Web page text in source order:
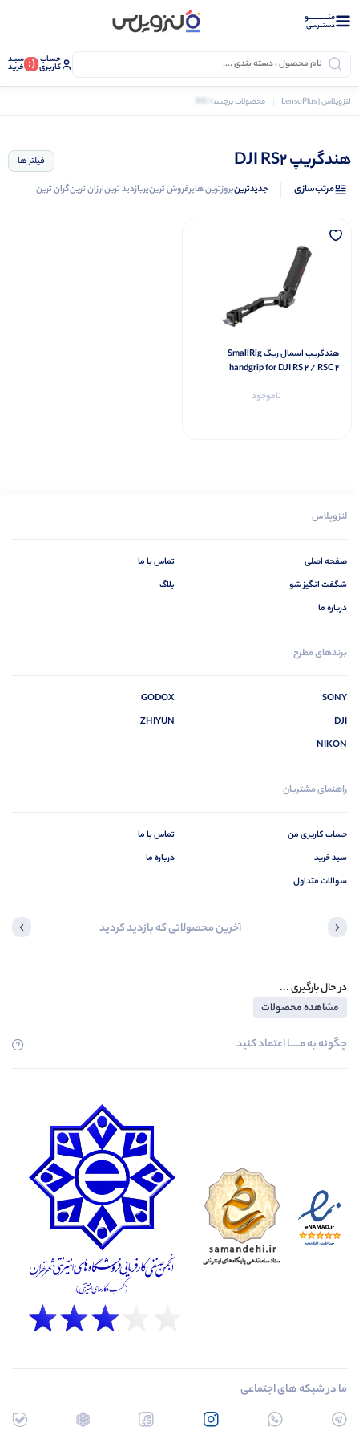
منــــــــــــو
دستــرسی
حساب
کاربری (: سبـد
خرید
لنزوپلاس | LensoPlus محصولات برچسب خورده “هندگریپ DJI RS2”
هندگریپ DJI RS2 فیلتر ها
مرتب‌سازی جدیدترینبروزترین هاپرفروش ترینپربازدید ترینارزان ترینگران ترین
هندگریپ اسمال ریگ SmallRig
handgrip for DJI RS 2 / RSC 2
ناموجود
لنزوپلاس
صفحه اصلی
شگفت انگیز شو
درباره ما
تماس با ما
بلاگ
برندهای مطرح
SONY
DJI
NIKON
GODOX
ZHIYUN
راهنمای مشتریان
حساب کاربری من
سبد خرید
سوالات متداول
تماس با ما
درباره ما
آخرین محصولاتی که بازدید کردید
در حال بارگیری ...
مشاهده محصولات
چگونه به مــــــا اعتماد کنید
ما در شبکه های اجتماعی